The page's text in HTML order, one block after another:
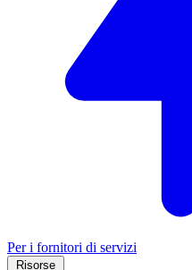
Per i fornitori di servizi